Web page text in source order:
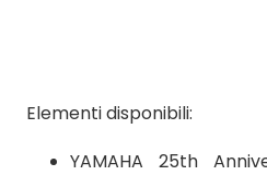
Elementi disponibili:
YAMAHA 25th